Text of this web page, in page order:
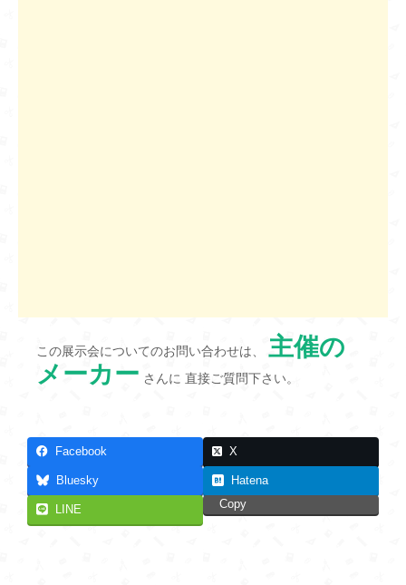
この展示会についてのお問い合わせは、 主催の
メーカー さんに 直接ご質問下さい。
Facebook X
Bluesky Hatena
LINE Copy